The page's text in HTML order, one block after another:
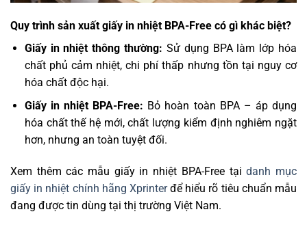
Quy trình sản xuất giấy in nhiệt BPA-Free có gì khác biệt?
Giấy in nhiệt thông thường: Sử dụng BPA làm lớp hóa
chất phủ cảm nhiệt, chi phí thấp nhưng tồn tại nguy cơ
hóa chất độc hại.
Giấy in nhiệt BPA-Free: Bỏ hoàn toàn BPA – áp dụng
hóa chất thế hệ mới, chất lượng kiểm định nghiêm ngặt
hơn, nhưng an toàn tuyệt đối.
Xem thêm các mẫu giấy in nhiệt BPA-Free tạidanh mục
giấy in nhiệt chính hãng Xprinterđể hiểu rõ tiêu chuẩn mẫu
đang được tin dùng tại thị trường Việt Nam.